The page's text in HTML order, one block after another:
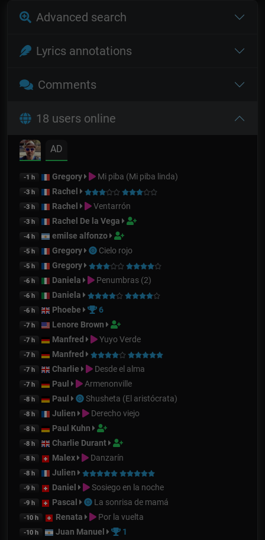
Advanced search
Lyrics annotations
Comments
18 users online
AD
-1 h Gregory Mi piba (Mi piba linda)
-3 h Rachel
-3 h Rachel Ventarrón
-3 h Rachel De la Vega
-4 h emilse alfonzo
-5 h Gregory Cielo rojo
-5 h Gregory
-6 h Daniela Penumbras (2)
-6 h Daniela
-6 h Phoebe 6
-7 h Lenore Brown
-7 h Manfred Yuyo Verde
-7 h Manfred
-7 h Charlie Desde el alma
-7 h Paul Armenonville
-8 h Paul Shusheta (El aristócrata)
-8 h Julien Derecho viejo
-8 h Paul Kuhn
-8 h Charlie Durant
-8 h Malex Danzarín
-8 h Julien
-9 h Daniel Sosiego en la noche
-9 h Pascal La sonrisa de mamá
-10 h Renata Por la vuelta
-10 h Juan Manuel 1